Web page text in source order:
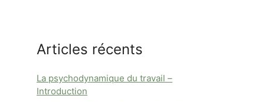
Articles récents
La psychodynamique du travail –
Introduction